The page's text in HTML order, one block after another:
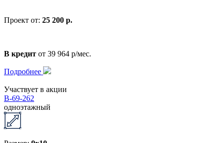
Проект от: 25 200 р.
В кредит от 39 964 р/мес.
Подробнее
Участвует в акции
В-69-262
одноэтажный